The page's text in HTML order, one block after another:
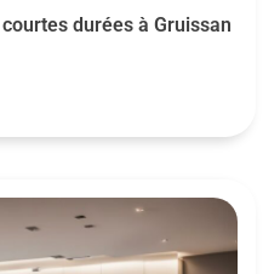
durées à Gruissan